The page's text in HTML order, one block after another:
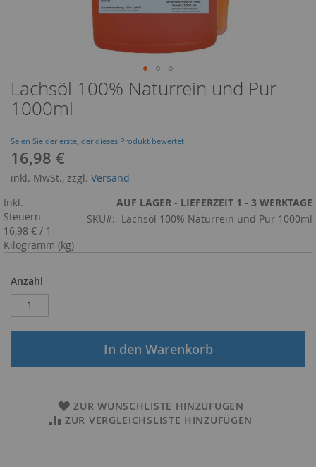
Lachsöl 100% Naturrein und Pur
1000ml
Seien Sie der erste, der dieses Produkt bewertet
16,98 €
inkl. MwSt., zzgl. Versand
AUF LAGER - LIEFERZEIT 1 - 3 WERKTAGE
SKU
Lachsöl 100% Naturrein und Pur 1000ml
Inkl.
Steuern
16,98 € / 1
Kilogramm (kg)
Anzahl
In den Warenkorb
ZUR WUNSCHLISTE HINZUFÜGEN
ZUR VERGLEICHSLISTE HINZUFÜGEN
Zum
Anfang
der
springen